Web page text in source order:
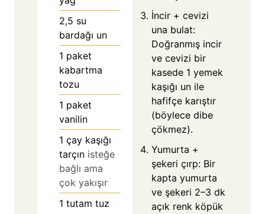
2,5 su
bardağı un
1 paket
kabartma
tozu
1 paket
vanilin
1 çay kaşığı
tarçın isteğe
bağlı ama
çok yakışır
1 tutam tuz
İncir + cevizi
una bulat:
Doğranmış incir
ve cevizi bir
kasede 1 yemek
kaşığı un ile
hafifçe karıştır
(böylece dibe
çökmez).
Yumurta +
şekeri çırp: Bir
kapta yumurta
ve şekeri 2–3 dk
açık renk köpük